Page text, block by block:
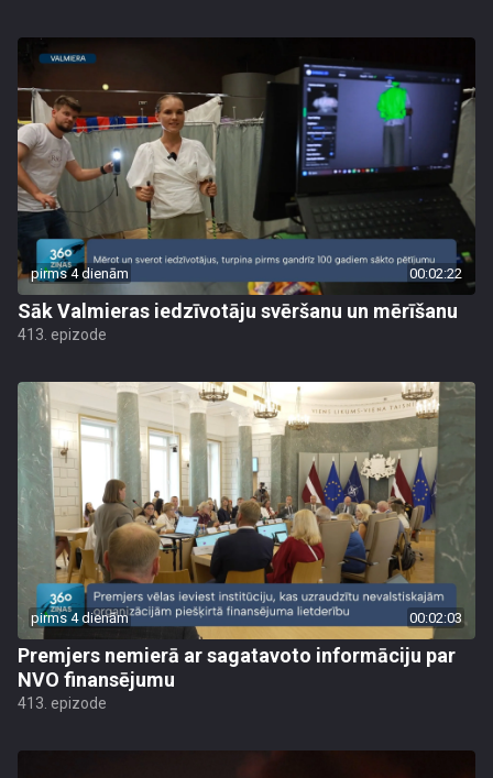
pirms 4 dienām 00:02:22
Sāk Valmieras iedzīvotāju svēršanu un mērīšanu
413. epizode
pirms 4 dienām 00:02:03
Premjers nemierā ar sagatavoto informāciju par
NVO finansējumu
413. epizode